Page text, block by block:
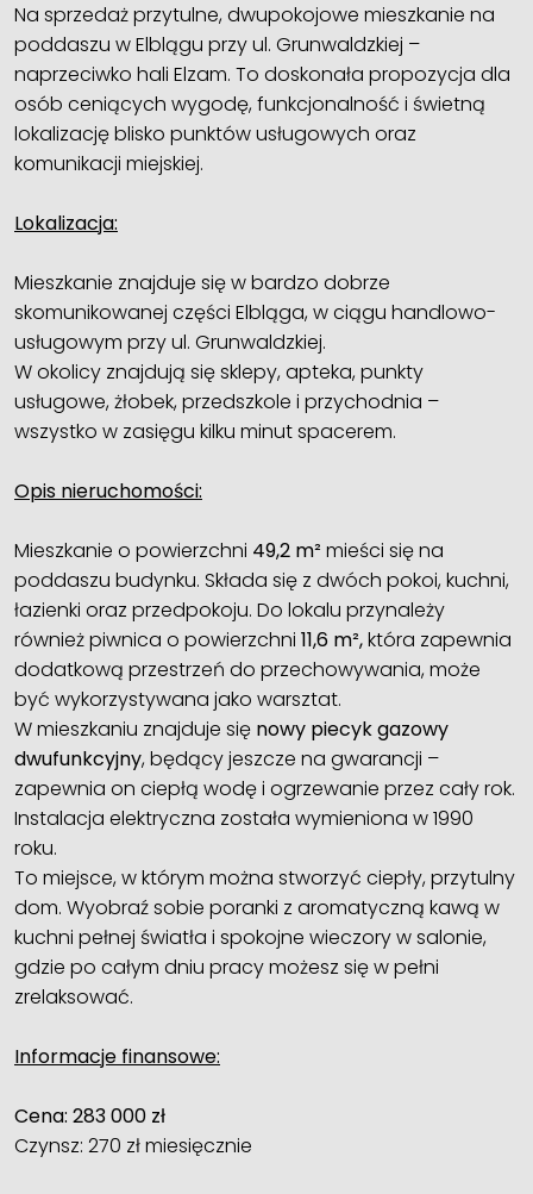
Na sprzedaż przytulne, dwupokojowe mieszkanie na
poddaszu w Elblągu przy ul. Grunwaldzkiej –
naprzeciwko hali Elzam. To doskonała propozycja dla
osób ceniących wygodę, funkcjonalność i świetną
lokalizację blisko punktów usługowych oraz
komunikacji miejskiej.
Lokalizacja:
Mieszkanie znajduje się w bardzo dobrze
skomunikowanej części Elbląga, w ciągu handlowo-
usługowym przy ul. Grunwaldzkiej.
W okolicy znajdują się sklepy, apteka, punkty
usługowe, żłobek, przedszkole i przychodnia –
wszystko w zasięgu kilku minut spacerem.
Opis nieruchomości:
Mieszkanie o powierzchni 49,2 m² mieści się na
poddaszu budynku. Składa się z dwóch pokoi, kuchni,
łazienki oraz przedpokoju. Do lokalu przynależy
również piwnica o powierzchni 11,6 m²,która zapewnia
dodatkową przestrzeń do przechowywania, może
być wykorzystywana jako warsztat.
W mieszkaniu znajduje się nowy piecyk gazowy
dwufunkcyjny, będący jeszcze na gwarancji –
zapewnia on ciepłą wodę i ogrzewanie przez cały rok.
Instalacja elektryczna została wymieniona w 1990
roku.
To miejsce, w którym można stworzyć ciepły, przytulny
dom. Wyobraź sobie poranki z aromatyczną kawą w
kuchni pełnej światła i spokojne wieczory w salonie,
gdzie po całym dniu pracy możesz się w pełni
zrelaksować.
Informacje finansowe:
Cena: 283 000 zł
Czynsz: 270 zł miesięcznie